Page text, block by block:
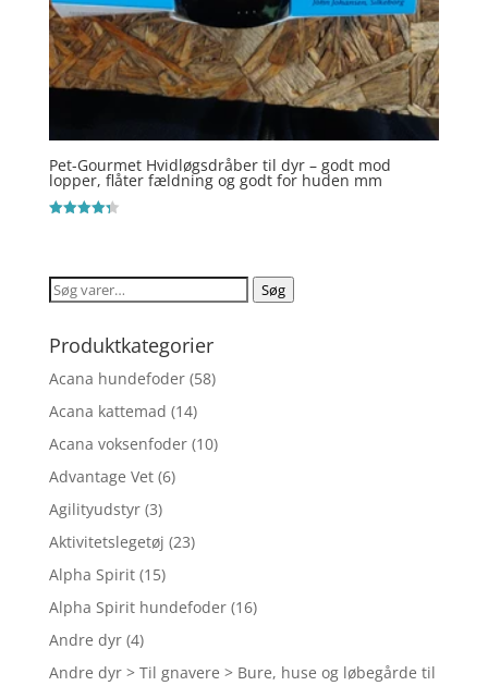
Pet-Gourmet Hvidløgsdråber til dyr – godt mod
lopper, flåter fældning og godt for huden mm
Søg
Søg
Produktkategorier
Acana hundefoder (58)
Acana kattemad (14)
Acana voksenfoder (10)
Advantage Vet (6)
Agilityudstyr (3)
Aktivitetslegetøj (23)
Alpha Spirit (15)
Alpha Spirit hundefoder (16)
Andre dyr (4)
Andre dyr > Til gnavere > Bure, huse og løbegårde til